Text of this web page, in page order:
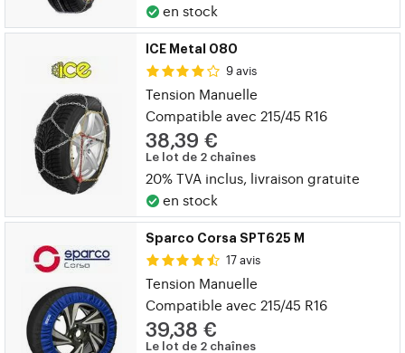
en stock
ICE Metal 080
9 avis
Tension Manuelle
Compatible avec 215/45 R16
38,39 €
Le lot de 2 chaînes
20% TVA inclus, livraison gratuite
en stock
Sparco Corsa SPT625 M
17 avis
Tension Manuelle
Compatible avec 215/45 R16
39,38 €
Le lot de 2 chaînes